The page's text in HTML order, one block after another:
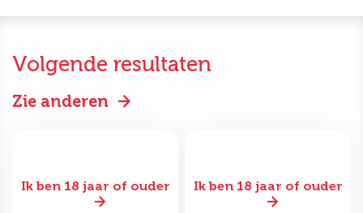
Volgende resultaten
Zie anderen
Ik ben 18 jaar of ouder Ik ben 18 jaar of ouder